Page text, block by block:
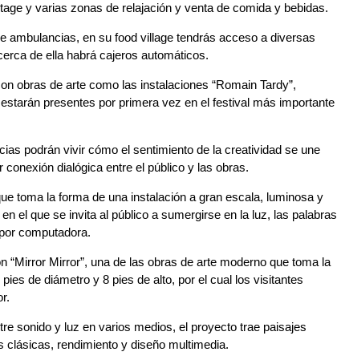
y varias zonas de relajación y venta de comida y bebidas.
ambulancias, en su food village tendrás acceso a diversas
de ella habrá cajeros automáticos.
obras de arte como las instalaciones “Romain Tardy”,
estarán presentes por primera vez en el festival más importante
podrán vivir cómo el sentimiento de la creatividad se une
dialógica entre el público y las obras.
toma la forma de una instalación a gran escala, luminosa y
el que se invita al público a sumergirse en la luz, las palabras
computadora.
“Mirror Mirror”, una de las obras de arte moderno que toma la
de diámetro y 8 pies de alto, por el cual los visitantes
sonido y luz en varios medios, el proyecto trae paisajes
rendimiento y diseño multimedia.